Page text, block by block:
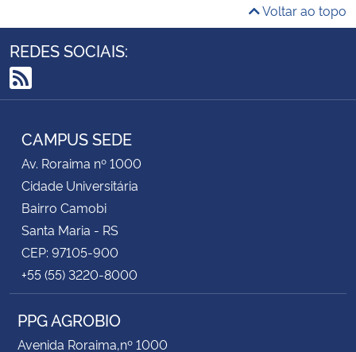
Voltar ao topo
REDES SOCIAIS:
RSS
CAMPUS SEDE
Av. Roraima nº 1000
Cidade Universitária
Bairro Camobi
Santa Maria - RS
CEP: 97105-900
+55 (55) 3220-8000
PPG AGROBIO
Avenida Roraima,nº 1000